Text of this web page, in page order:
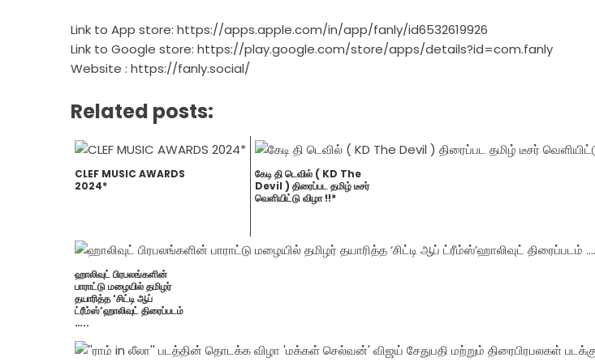
Link to App store: https://apps.apple.com/in/app/fanly/id6532619926
Link to Google store: https://play.google.com/store/apps/details?id=com.fanly
Website : https://fanly.social/
Related posts:
CLEF MUSIC AWARDS
2024*
கேடி தி டெவில் ( KD The
Devil ) திரைப்பட தமிழ் டீசர்
வெளியிட்டு விழா !!*
ஹாலிவுட் பிரபலங்களின்
பாராட்டு மழையில் தமிழர்
தயாரித்த ‘சிட்டி ஆப்
ட்ரீம்ஸ்’ஹாலிவுட் திரைப்படம்
…..